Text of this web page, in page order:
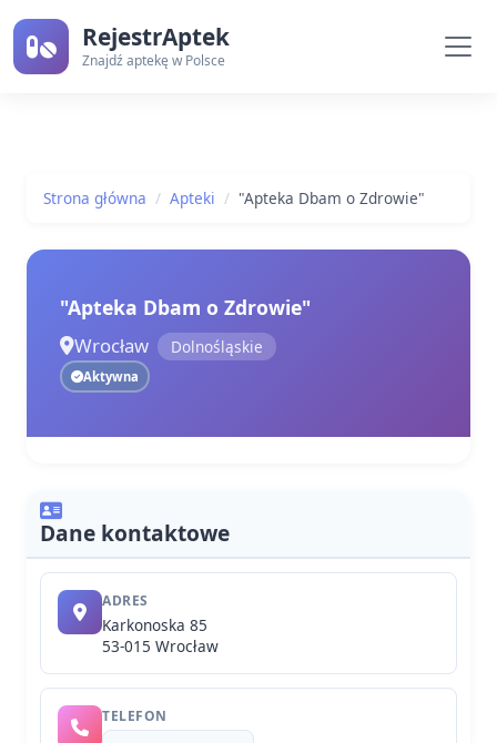
RejestrAptek
Znajdź aptekę w Polsce
Strona główna Apteki "Apteka Dbam o Zdrowie"
"Apteka Dbam o Zdrowie"
Wrocław Dolnośląskie
Aktywna
Dane kontaktowe
ADRES
Karkonoska 85
53-015 Wrocław
TELEFON